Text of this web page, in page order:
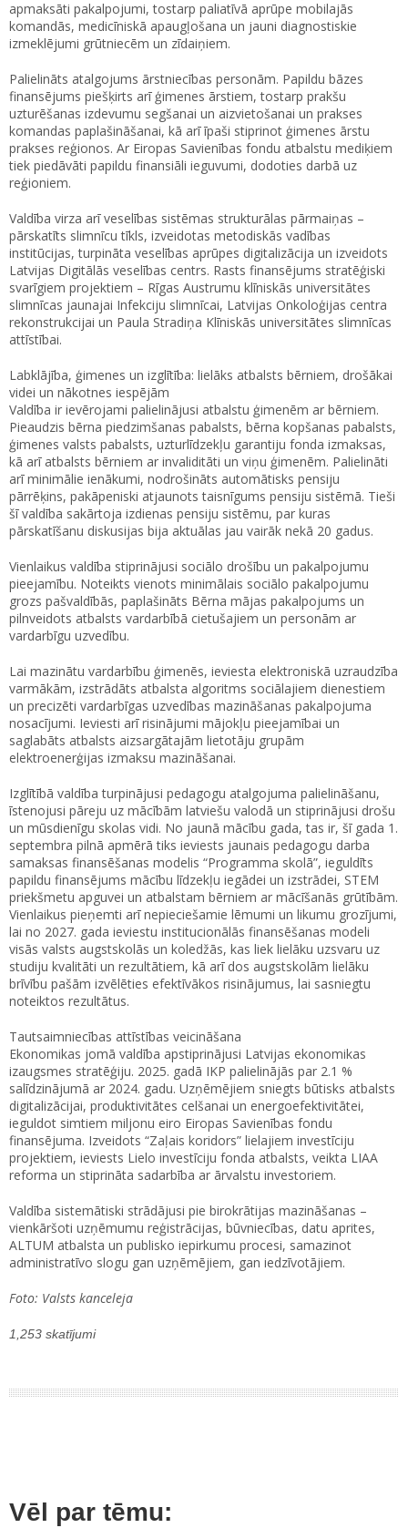
apmaksāti pakalpojumi, tostarp paliatīvā aprūpe mobilajās
komandās, medicīniskā apaugļošana un jauni diagnostiskie
izmeklējumi grūtniecēm un zīdaiņiem.
Palielināts atalgojums ārstniecības personām. Papildu bāzes
finansējums piešķirts arī ģimenes ārstiem, tostarp prakšu
uzturēšanas izdevumu segšanai un aizvietošanai un prakses
komandas paplašināšanai, kā arī īpaši stiprinot ģimenes ārstu
prakses reģionos. Ar Eiropas Savienības fondu atbalstu mediķiem
tiek piedāvāti papildu finansiāli ieguvumi, dodoties darbā uz
reģioniem.
Valdība virza arī veselības sistēmas strukturālas pārmaiņas –
pārskatīts slimnīcu tīkls, izveidotas metodiskās vadības
institūcijas, turpināta veselības aprūpes digitalizācija un izveidots
Latvijas Digitālās veselības centrs. Rasts finansējums stratēģiski
svarīgiem projektiem – Rīgas Austrumu klīniskās universitātes
slimnīcas jaunajai Infekciju slimnīcai, Latvijas Onkoloģijas centra
rekonstrukcijai un Paula Stradiņa Klīniskās universitātes slimnīcas
attīstībai.
Labklājība, ģimenes un izglītība: lielāks atbalsts bērniem, drošākai
videi un nākotnes iespējām
Valdība ir ievērojami palielinājusi atbalstu ģimenēm ar bērniem.
Pieaudzis bērna piedzimšanas pabalsts, bērna kopšanas pabalsts,
ģimenes valsts pabalsts, uzturlīdzekļu garantiju fonda izmaksas,
kā arī atbalsts bērniem ar invaliditāti un viņu ģimenēm. Palielināti
arī minimālie ienākumi, nodrošināts automātisks pensiju
pārrēķins, pakāpeniski atjaunots taisnīgums pensiju sistēmā. Tieši
šī valdība sakārtoja izdienas pensiju sistēmu, par kuras
pārskatīšanu diskusijas bija aktuālas jau vairāk nekā 20 gadus.
Vienlaikus valdība stiprinājusi sociālo drošību un pakalpojumu
pieejamību. Noteikts vienots minimālais sociālo pakalpojumu
grozs pašvaldībās, paplašināts Bērna mājas pakalpojums un
pilnveidots atbalsts vardarbībā cietušajiem un personām ar
vardarbīgu uzvedību.
Lai mazinātu vardarbību ģimenēs, ieviesta elektroniskā uzraudzība
varmākām, izstrādāts atbalsta algoritms sociālajiem dienestiem
un precizēti vardarbīgas uzvedības mazināšanas pakalpojuma
nosacījumi. Ieviesti arī risinājumi mājokļu pieejamībai un
saglabāts atbalsts aizsargātajām lietotāju grupām
elektroenerģijas izmaksu mazināšanai.
Izglītībā valdība turpinājusi pedagogu atalgojuma palielināšanu,
īstenojusi pāreju uz mācībām latviešu valodā un stiprinājusi drošu
un mūsdienīgu skolas vidi. No jaunā mācību gada, tas ir, šī gada 1.
septembra pilnā apmērā tiks ieviests jaunais pedagogu darba
samaksas finansēšanas modelis “Programma skolā”, ieguldīts
papildu finansējums mācību līdzekļu iegādei un izstrādei, STEM
priekšmetu apguvei un atbalstam bērniem ar mācīšanās grūtībām.
Vienlaikus pieņemti arī nepieciešamie lēmumi un likumu grozījumi,
lai no 2027. gada ieviestu institucionālās finansēšanas modeli
visās valsts augstskolās un koledžās, kas liek lielāku uzsvaru uz
studiju kvalitāti un rezultātiem, kā arī dos augstskolām lielāku
brīvību pašām izvēlēties efektīvākos risinājumus, lai sasniegtu
noteiktos rezultātus.
Tautsaimniecības attīstības veicināšana
Ekonomikas jomā valdība apstiprinājusi Latvijas ekonomikas
izaugsmes stratēģiju. 2025. gadā IKP palielinājās par 2.1 %
salīdzinājumā ar 2024. gadu. Uzņēmējiem sniegts būtisks atbalsts
digitalizācijai, produktivitātes celšanai un energoefektivitātei,
ieguldot simtiem miljonu eiro Eiropas Savienības fondu
finansējuma. Izveidots “Zaļais koridors” lielajiem investīciju
projektiem, ieviests Lielo investīciju fonda atbalsts, veikta LIAA
reforma un stiprināta sadarbība ar ārvalstu investoriem.
Valdība sistemātiski strādājusi pie birokrātijas mazināšanas –
vienkāršoti uzņēmumu reģistrācijas, būvniecības, datu aprites,
ALTUM atbalsta un publisko iepirkumu procesi, samazinot
administratīvo slogu gan uzņēmējiem, gan iedzīvotājiem.
Foto: Valsts kanceleja
1,253 skatījumi
Vēl par tēmu: